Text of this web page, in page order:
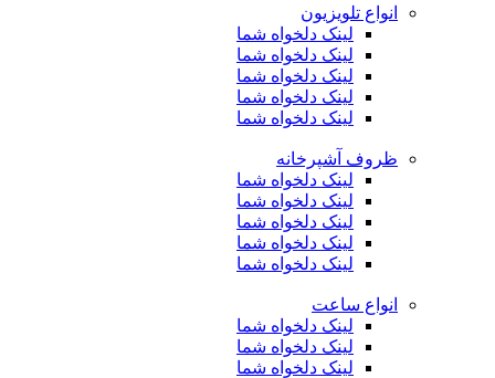
انواع تلویزیون
لینک دلخواه شما
لینک دلخواه شما
لینک دلخواه شما
لینک دلخواه شما
لینک دلخواه شما
ظروف آشپرخانه
لینک دلخواه شما
لینک دلخواه شما
لینک دلخواه شما
لینک دلخواه شما
لینک دلخواه شما
انواع ساعت
لینک دلخواه شما
لینک دلخواه شما
لینک دلخواه شما